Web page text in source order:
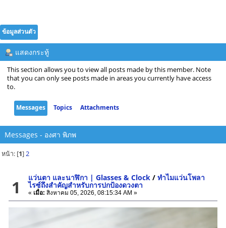
ข้อมูลส่วนตัว
แสดงกระทู้
This section allows you to view all posts made by this member. Note
that you can only see posts made in areas you currently have access
to.
Messages Topics Attachments
Messages - องศา พิภพ
หน้า: [1]2
1 แว่นตา และนาฬิกา | Glasses & Clock /ทำไมแว่นโพลา
ไรซ์ถึงสำคัญสำหรับการปกป้องดวงตา
« เมื่อ: สิงหาคม 05, 2026, 08:15:34 AM »